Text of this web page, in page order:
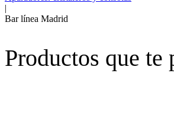
|
Bar línea Madrid
Productos que te